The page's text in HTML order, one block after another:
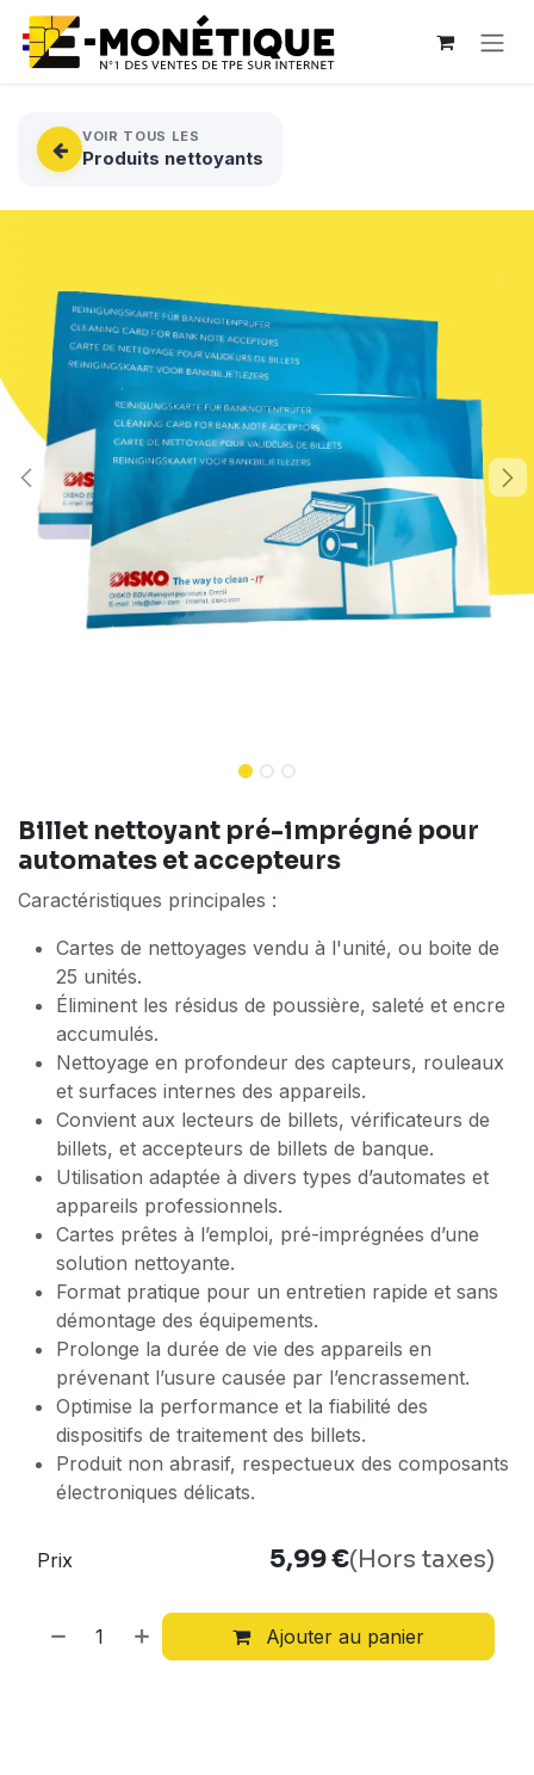
Se rendre au contenu
VOIR TOUS LES
Produits nettoyants
Billet nettoyant pré-imprégné pour
automates et accepteurs
Caractéristiques principales :
Cartes de nettoyages vendu à l'unité, ou boite de
25 unités.
Éliminent les résidus de poussière, saleté et encre
accumulés.
Nettoyage en profondeur des capteurs, rouleaux
et surfaces internes des appareils.
Convient aux lecteurs de billets, vérificateurs de
billets, et accepteurs de billets de banque.
Utilisation adaptée à divers types d’automates et
appareils professionnels.
Cartes prêtes à l’emploi, pré-imprégnées d’une
solution nettoyante.
Format pratique pour un entretien rapide et sans
démontage des équipements.
Prolonge la durée de vie des appareils en
prévenant l’usure causée par l’encrassement.
Optimise la performance et la fiabilité des
dispositifs de traitement des billets.
Produit non abrasif, respectueux des composants
électroniques délicats.
Ajouter au panier
Prix 5,99€(Hors taxes)